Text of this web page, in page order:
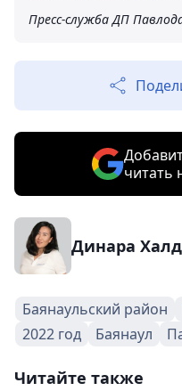
Пресс-служба ДП
читать
Динара
Баянаульский район
2022 год
Баянаул
Читайте также